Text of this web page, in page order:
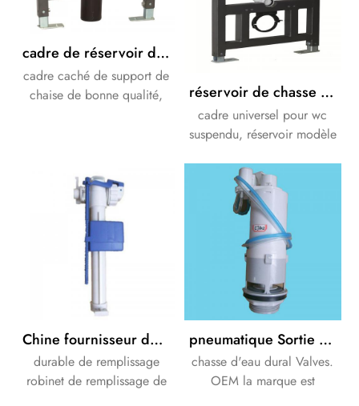
cadre de réservoir de chasse universel à accrocher au mur
cadre caché de support de
chaise de bonne qualité,
réservoir de chasse dissimulé de bonne qualité OEM ODM
cadre universel pour wc
suspendu, réservoir modèle
frontal ou supérieur.
Chine fournisseur de durable de remplissage robinet de remplissage de la citerne
durable de remplissage
robinet de remplissage de
pneumatique Sortie / Flush valve pour toilettes chasse d'eau citerne pour salle de bains
chasse d'eau dural Valves.
OEM la marque est